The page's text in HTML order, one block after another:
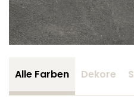
Alle Farben Dekore